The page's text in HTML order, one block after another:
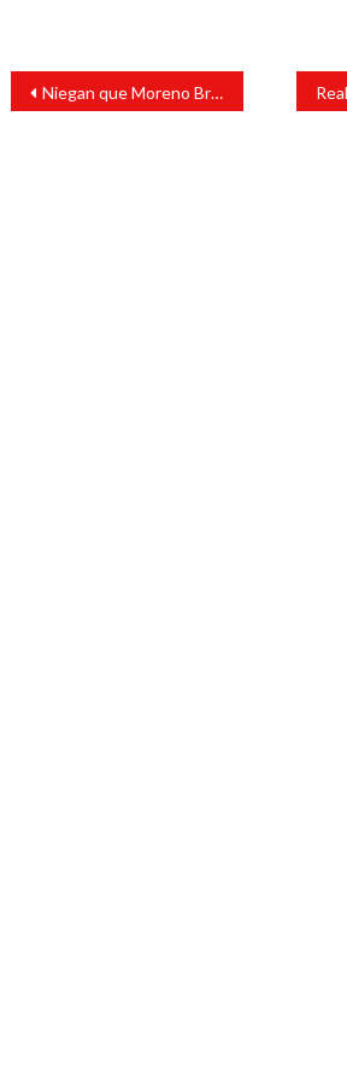
Navegación
entradas
Niegan que Moreno Brizuela sea el próximo secretario de Gobierno